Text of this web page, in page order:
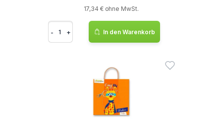
17,34 € ohne MwSt.
- + In den Warenkorb